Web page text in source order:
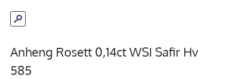
Anheng Rosett 0,14ct WSI Safir Hv
585